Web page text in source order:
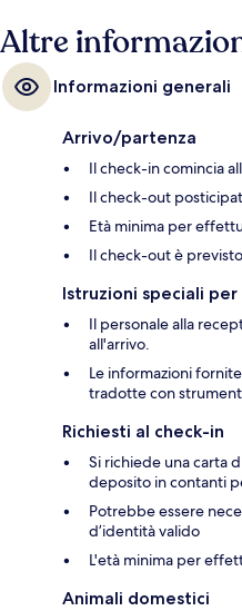
Altre
Informazioni generali
Arrivo/partenza
Il check-in comincia
Il check-out
Età minima per
Il check-out è
Istruzioni speciali per
Il personale alla
all'arrivo.
Le informazioni
tradotte con
Richiesti al check-in
Si richiede una carta
deposito in contanti
Potrebbe essere
d’identità valido
L'età minima per
Animali domestici